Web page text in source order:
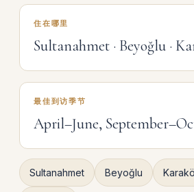
住在哪里
Sultanahmet · Beyoğlu ·
最佳到访季节
April–June,
Sultanahmet Beyoğlu